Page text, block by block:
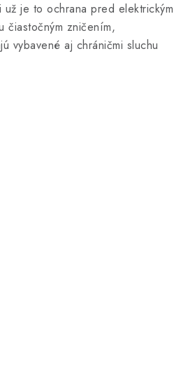
je to ochrana pred elektrickým
čiastočným zničením,
vybavené aj chráničmi sluchu